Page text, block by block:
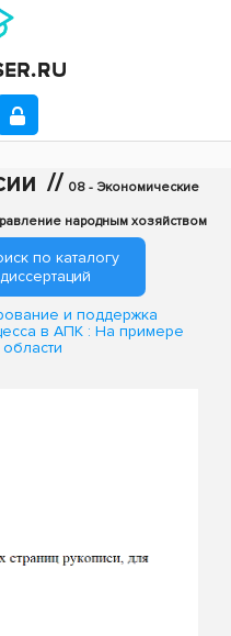
// 08 - Экономические
народным хозяйством
по каталогу
и поддержка
в АПК : На примере